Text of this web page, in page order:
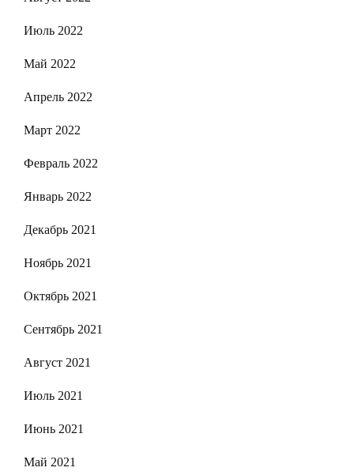
Июль 2022
Май 2022
Апрель 2022
Март 2022
Февраль 2022
Январь 2022
Декабрь 2021
Ноябрь 2021
Октябрь 2021
Сентябрь 2021
Август 2021
Июль 2021
Июнь 2021
Май 2021